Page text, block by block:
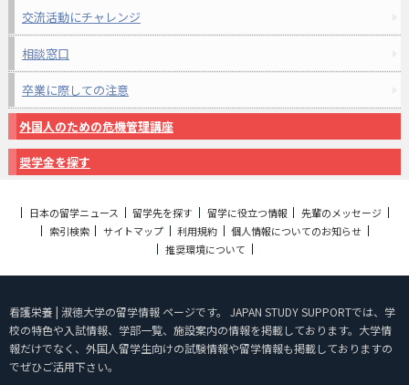
交流活動にチャレンジ
相談窓口
卒業に際しての注意
外国人のための危機管理講座
奨学金を探す
日本の留学ニュース 留学先を探す 留学に役立つ情報
先輩のメッセージ
索引検索
サイトマップ 利用規約
個人情報についてのお知らせ
推奨環境について
看護栄養 | 淑徳大学の留学情報 ページです。 JAPAN STUDY SUPPORTでは、学
校の特色や入試情報、学部一覧、施設案内の情報を掲載しております。大学情
報だけでなく、外国人留学生向けの試験情報や留学情報も掲載しておりますの
でぜひご活用下さい。